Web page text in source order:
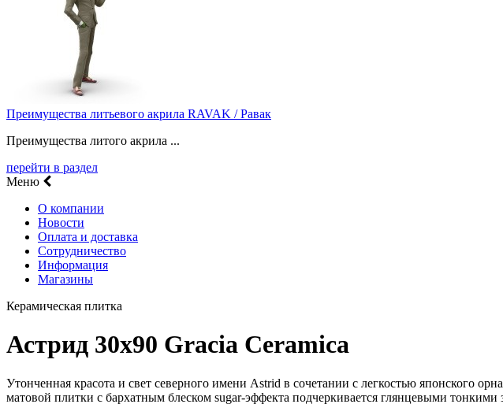
Преимущества литьевого акрила RAVAK / Равак
Преимущества литого акрила ...
перейти в раздел
Меню
О компании
Новости
Оплата и доставка
Сотрудничество
Информация
Магазины
Керамическая плитка
Астрид 30х90 Gracia Ceramica
Утонченная красота и свет северного имени Astrid в сочетании с легкостью японского
матовой плитки с бархатным блеском sugar-эффекта подчеркивается глянцевыми